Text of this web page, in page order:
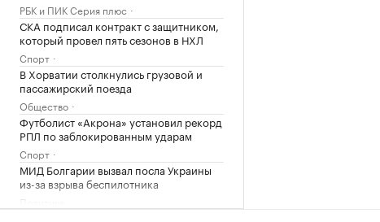
РБК и ПИК Серия плюс
СКА подписал контракт с защитником,
который провел пять сезонов в НХЛ
Спорт
В Хорватии столкнулись грузовой и
пассажирский поезда
Общество
Футболист «Акрона» установил рекорд
РПЛ по заблокированным ударам
Спорт
МИД Болгарии вызвал посла Украины
из-за взрыва беспилотника